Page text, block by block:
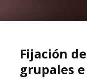
Fijación
grupales